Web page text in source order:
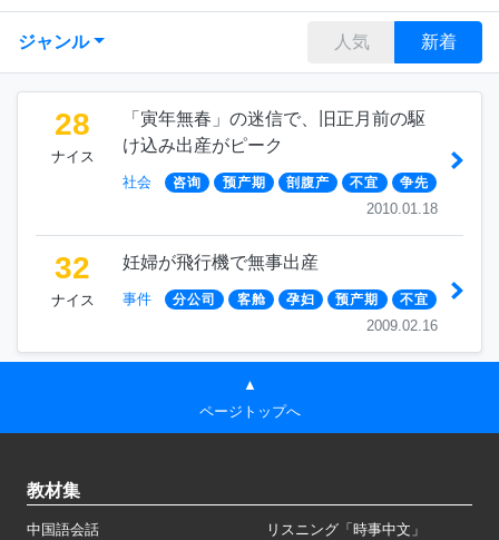
ジャンル 人気 新着
28
ナイス
「寅年無春」の迷信で、旧正月前の駆
け込み出産がピーク
社会 咨询 预产期 剖腹产 不宜 争先
2010.01.18
32
ナイス
妊婦が飛行機で無事出産
事件 分公司 客舱 孕妇 预产期 不宜
2009.02.16
▲
ページトップへ
教材集
中国語会話
リスニング「時事中文」